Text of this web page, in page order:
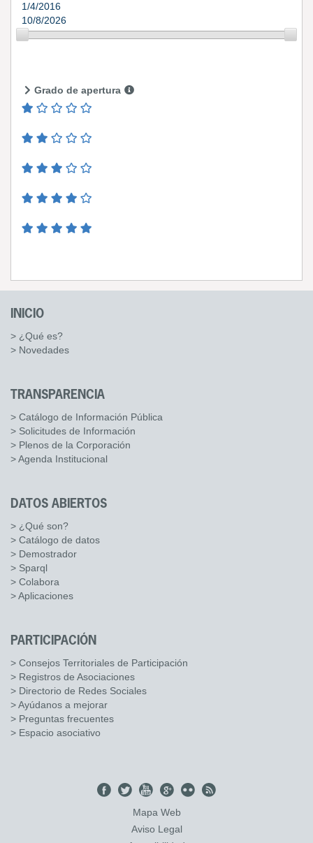
1/4/2016
10/8/2026
Grado de apertura
INICIO
> ¿Qué es?
> Novedades
TRANSPARENCIA
> Catálogo de Información Pública
> Solicitudes de Información
> Plenos de la Corporación
> Agenda Institucional
DATOS ABIERTOS
> ¿Qué son?
> Catálogo de datos
> Demostrador
> Sparql
> Colabora
> Aplicaciones
PARTICIPACIÓN
> Consejos Territoriales de Participación
> Registros de Asociaciones
> Directorio de Redes Sociales
> Ayúdanos a mejorar
> Preguntas frecuentes
> Espacio asociativo
Mapa Web
Aviso Legal